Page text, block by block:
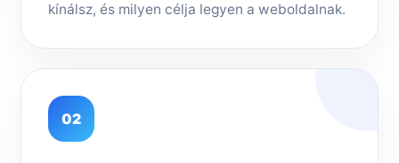
kínálsz, és milyen célja legyen a weboldalnak.
02